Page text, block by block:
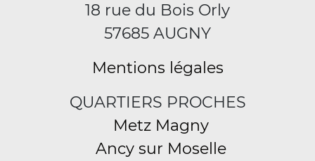
18 rue du Bois Orly
57685 AUGNY
Mentions légales
QUARTIERS PROCHES
Metz Magny
Ancy sur Moselle